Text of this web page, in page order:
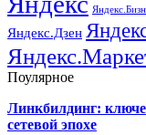
Яндекс.Дзен
Поулярное
Линкбилдинг:
сетевой эпохе